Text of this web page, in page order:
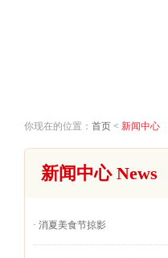
你现在的位置： 首页 < 新闻中心
新闻中心 News
· 消夏美食节掠影